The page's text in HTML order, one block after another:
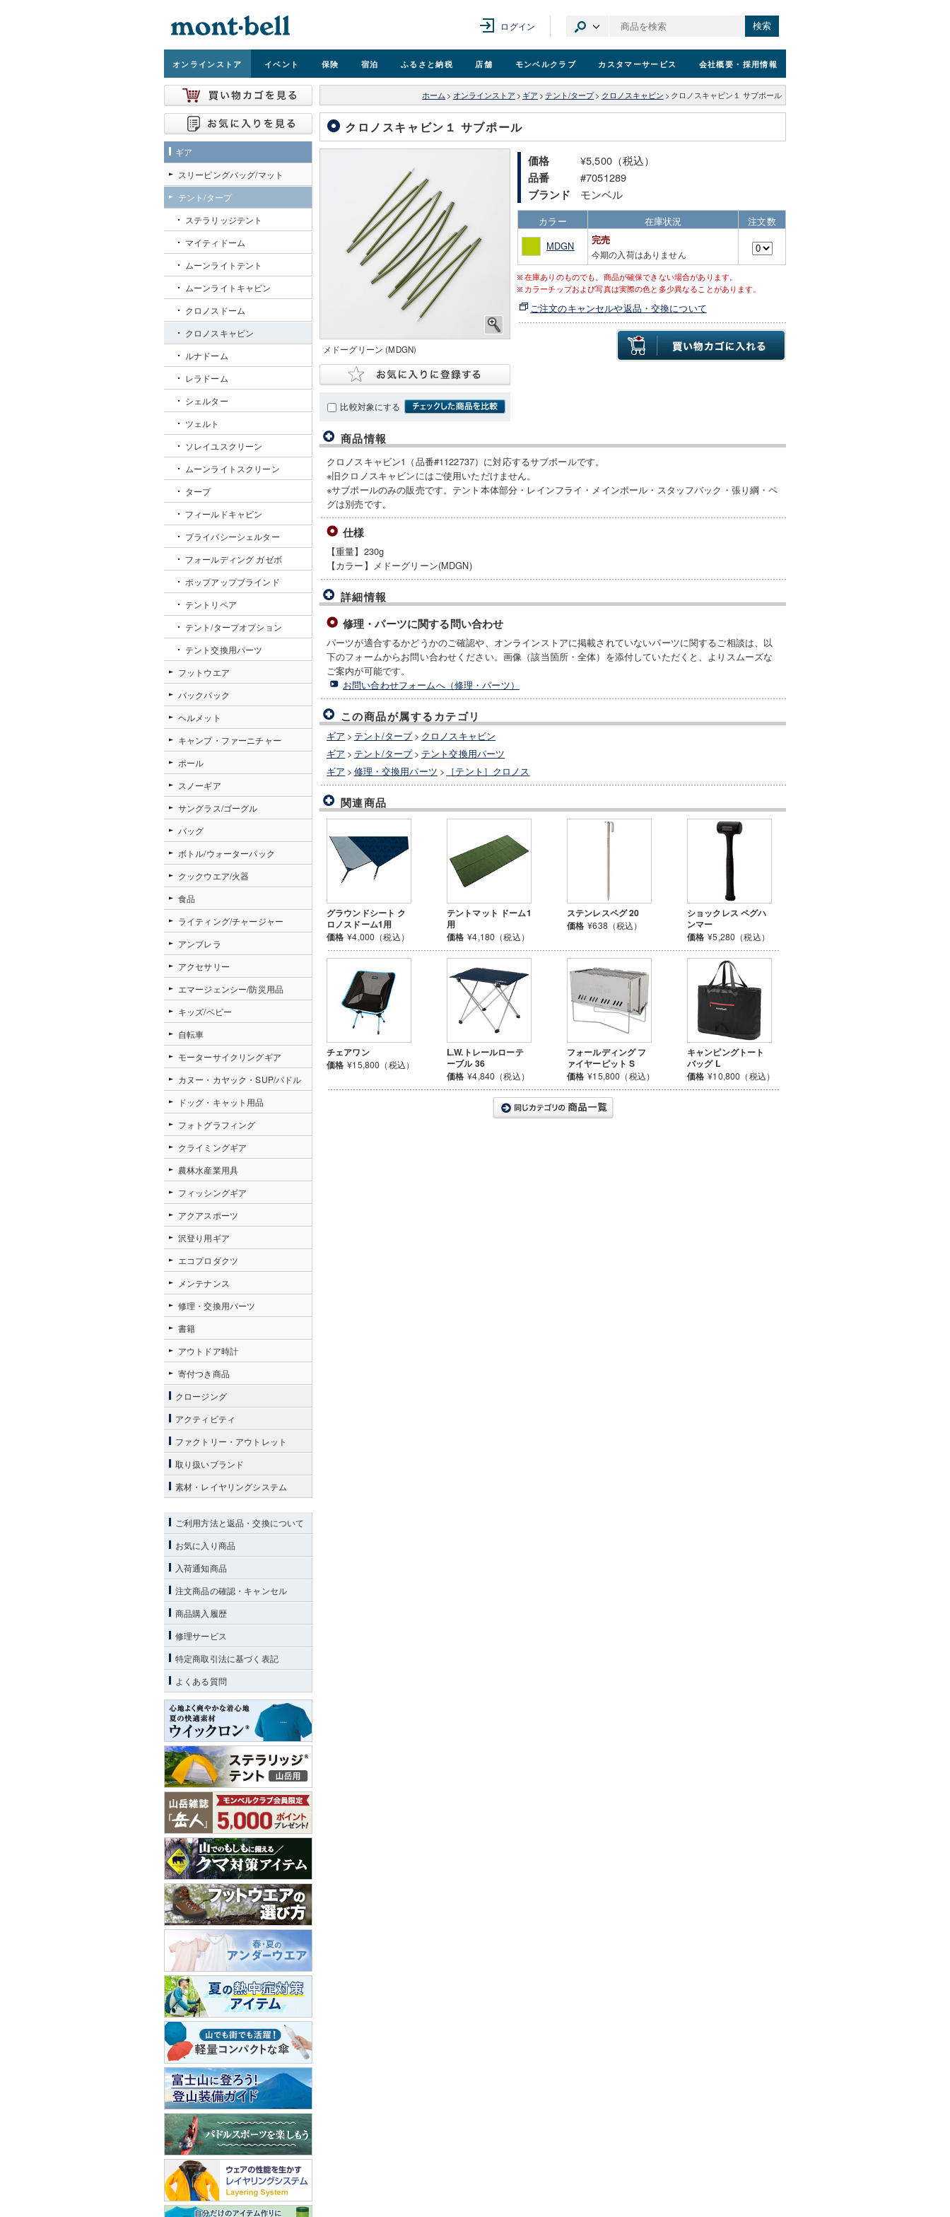
ログイン 検索
オンラインストア イベント 保険 宿泊 ふるさと納税 店舗 モンベルクラブ カスタマーサービス 会社概要 ・採用情報
ホーム > オンラインストア > ギア > テント/タープ> クロノスキャビン > クロノスキャビン１ サブポール
クロノスキャビン１ サブポール
メドーグリーン (MDGN)
比較対象にする
価格 ¥5,500（税込）
品番 #7051289
ブランド モンベル
カラー 在庫状況
注文数
MDGN
完売
今期の入荷はありません
在庫ありのものでも、商品が確保できない場合があります。
カラーチップおよび写真は実際の色と多少異なることがあります。
ご注文のキャンセルや返品・交換について
商品情報
クロノスキャビン1（品番#1122737）に対応するサブポールです。
※旧クロノスキャビンにはご使用いただけません。
※サブポールのみの販売です。テント本体部分・レインフライ・メインポール・スタッフバック・張り綱・ペ
グは別売です。
仕様
【重量】230g
【カラー】メドーグリーン(MDGN)
詳細情報
修理・パーツに関する問い合わせ
パーツが適合するかどうかのご確認や、オンラインストアに掲載されていないパーツに関するご相談は、以
下のフォームからお問い合わせください。画像（該当箇所・全体）を添付していただくと、よりスムーズな
ご案内が可能です。
お問い合わせフォームへ（修理・パーツ）
この商品が属するカテゴリ
ギア > テント/タープ> クロノスキャビン
ギア > テント/タープ> テント交換用パーツ
ギア > 修理・交換用パーツ > ［テント］クロノス
関連商品
グラウンドシート ク
ロノスドーム1用
価格 ¥4,000（税込）
テントマット ドーム1
用
価格 ¥4,180（税込）
ステンレスペグ 20
価格 ¥638（税込）
ショックレス ペグハ
ンマー
価格 ¥5,280（税込）
チェアワン
価格 ¥15,800（税込）
L.W.トレールローテ
ーブル 36
価格 ¥4,840（税込）
フォールディング フ
ァイヤーピット S
価格 ¥15,800（税込）
キャンピングトート
バッグ L
価格 ¥10,800（税込）
ギア
スリーピングバッグ/マット
テント/タープ
ステラリッジテント
マイティドーム
ムーンライトテント
ムーンライトキャビン
クロノスドーム
クロノスキャビン
ルナドーム
レラドーム
シェルター
ツェルト
ソレイユスクリーン
ムーンライトスクリーン
タープ
フィールドキャビン
プライバシーシェルター
フォールディング ガゼボ
ポップアップブラインド
テントリペア
テント/タープオプション
テント交換用パーツ
フットウエア
バックパック
ヘルメット
キャンプ・ファーニチャー
ポール
スノーギア
サングラス/ゴーグル
バッグ
ボトル/ウォーターパック
クックウエア/火器
食品
ライティング/チャージャー
アンブレラ
アクセサリー
エマージェンシー/防災用品
キッズ/ベビー
自転車
モーターサイクリングギア
カヌー・カヤック・SUP/パドル
ドッグ・キャット用品
フォトグラフィング
クライミングギア
農林水産業用具
フィッシングギア
アクアスポーツ
沢登り用ギア
エコプロダクツ
メンテナンス
修理・交換用パーツ
書籍
アウトドア時計
寄付つき商品
クロージング
アクティビティ
ファクトリー・アウトレット
取り扱いブランド
素材・レイヤリングシステム
ご利用方法と返品・交換について
お気に入り商品
入荷通知商品
注文商品の確認・キャンセル
商品購入履歴
修理サービス
特定商取引法に基づく表記
よくある質問